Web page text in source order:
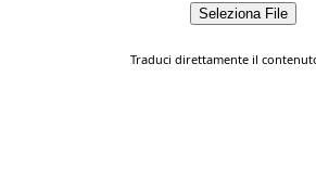
Seleziona File
Traduci direttamente il